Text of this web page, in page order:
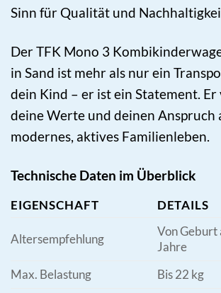
Sinn für Qualität und
Der TFK Mono 3
in Sand ist mehr als nur ein
dein Kind – er ist ein Statement.
deine Werte und deinen Anspruch
modernes, aktives Familienleben.
Technische Daten im Überblick
EIGENSCHAFT DETAILS
Altersempfehlung
Von Geburt
Jahre
Max. Belastung
Bis 22 kg